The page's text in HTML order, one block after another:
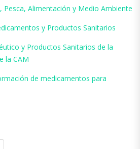
Pesca, Alimentación y Medio Ambiente
y Productos Sanitarios
y Productos Sanitarios de la
la CAM
de medicamentos para